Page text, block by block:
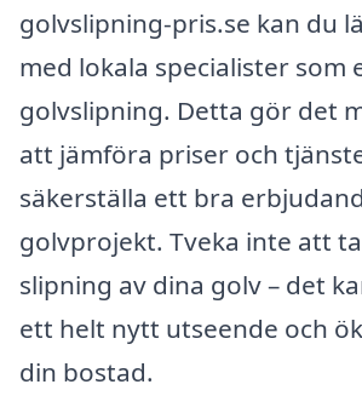
golvslipning-pris.se kan du
med lokala specialister som
golvslipning. Detta gör det
att jämföra priser och
säkerställa ett bra
golvprojekt. Tveka inte att
slipning av dina golv – det
ett helt nytt utseende och
din bostad.